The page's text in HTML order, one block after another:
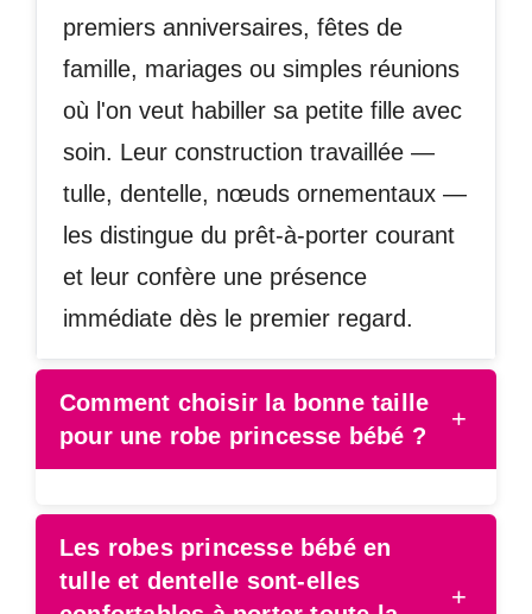
premiers anniversaires, fêtes de
famille, mariages ou simples réunions
où l'on veut habiller sa petite fille avec
soin. Leur construction travaillée —
tulle, dentelle, nœuds ornementaux —
les distingue du prêt-à-porter courant
et leur confère une présence
immédiate dès le premier regard.
Comment choisir la bonne taille
pour une robe princesse bébé ?
+
Les robes princesse bébé en
tulle et dentelle sont-elles
+